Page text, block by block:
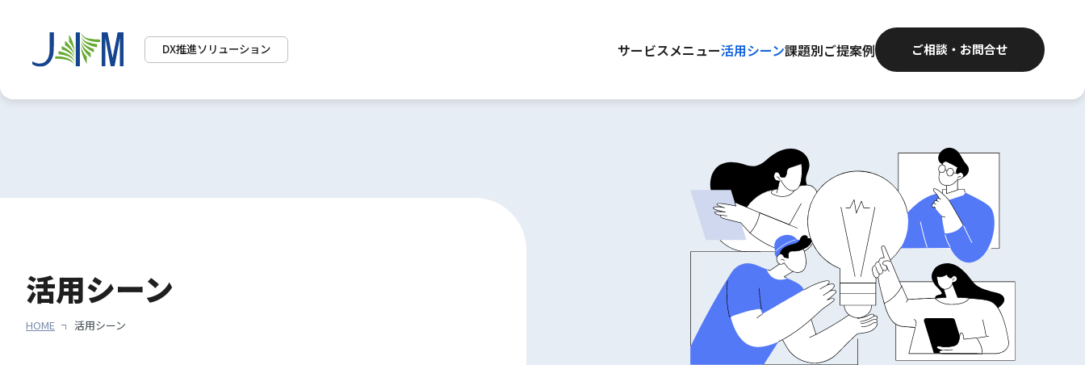
DX推進ソリューション サービスメニュー活用シーン課題別ご提案例 ご相談・お問合せ
活用シーン
HOME 活用シーン